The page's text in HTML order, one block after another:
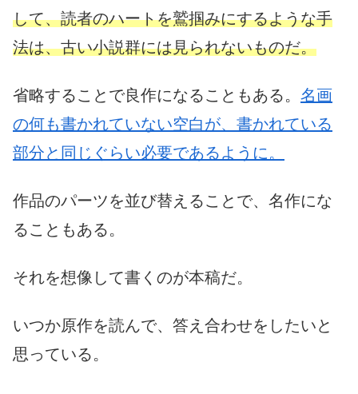
して、読者のハートを鷲掴みにするような手
法は、古い小説群には見られないものだ。
省略することで良作になることもある。 名画
の何も書かれていない空白が、書かれている
部分と同じぐらい必要であるように。
作品のパーツを並び替えることで、名作にな
ることもある。
それを想像して書くのが本稿だ。
いつか原作を読んで、答え合わせをしたいと
思っている。